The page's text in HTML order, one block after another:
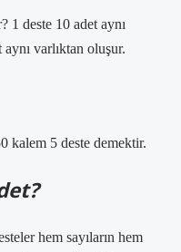
1 deste 10 adet aynı
varlıktan oluşur.
kalem 5 deste demektir.
hem sayıların hem